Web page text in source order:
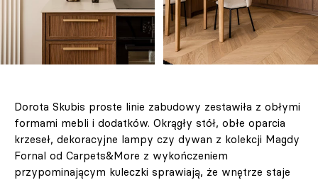
Dorota Skubis proste linie zabudowy zestawiła z obłymi
formami mebli i dodatków. Okrągły stół, obłe oparcia
krzeseł, dekoracyjne lampy czy dywan z kolekcji Magdy
Fornal od Carpets&More z wykończeniem
przypominającym kuleczki sprawiają, że wnętrze staje